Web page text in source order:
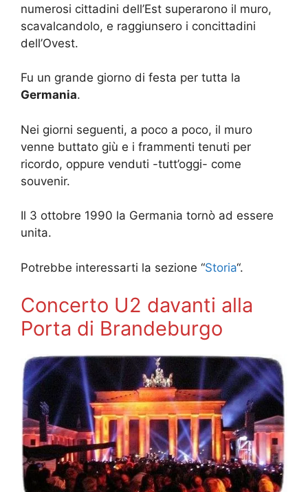
numerosi cittadini dell’Est superarono il muro,
scavalcandolo, e raggiunsero i concittadini
dell’Ovest.
Fu un grande giorno di festa per tutta la
Germania.
Nei giorni seguenti, a poco a poco, il muro
venne buttato giù e i frammenti tenuti per
ricordo, oppure venduti -tutt’oggi- come
souvenir.
Il 3 ottobre 1990 la Germania tornò ad essere
unita.
Potrebbe interessarti la sezione “Storia“.
Concerto U2 davanti alla
Porta di Brandeburgo